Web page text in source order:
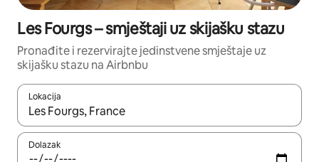
Les Fourgs – smještaji uz skijašku stazu
Pronađite i rezervirajte jedinstvene smještaje uz
skijašku stazu na Airbnbu
Lokacija
Kada budu dostupni rezultati, moći ćete ih pregledati
Dolazak